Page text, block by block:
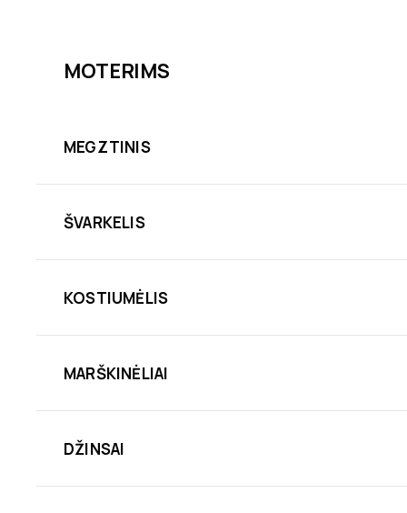
MOTERIMS
MEGZTINIS
ŠVARKELIS
KOSTIUMĖLIS
MARŠKINĖLIAI
DŽINSAI